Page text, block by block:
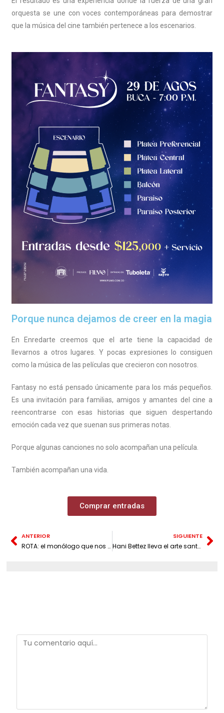
orquesta se une con voces contemporáneas para demostrar
que la música del cine también pertenece a los escenarios.
Porque nunca dejamos de creer en la magia
En Enredarte creemos que el arte tiene la capacidad de
llevarnos a otros lugares. Y pocas expresiones lo consiguen
como la música de las películas que crecieron con nosotros.
Fantasy no está pensado únicamente para los más pequeños.
Es una invitación para familias, amigos y amantes del cine a
reencontrarse con esas historias que siguen despertando
emoción cada vez que suenan sus primeras notas.
Porque algunas canciones no solo acompañan una película.
También acompañan una vida.
Comprar entradas
ANTERIOR
ROTA: el monólogo que nos recuerda que nadie se rompe de un día para otro – 25 julio – Teatro Santander
SIGUIENTE
Hani Bettez lleva el arte santandereano a Bogotá con Natura Mística, una exposición que convierte la naturaleza en un territorio sagrado